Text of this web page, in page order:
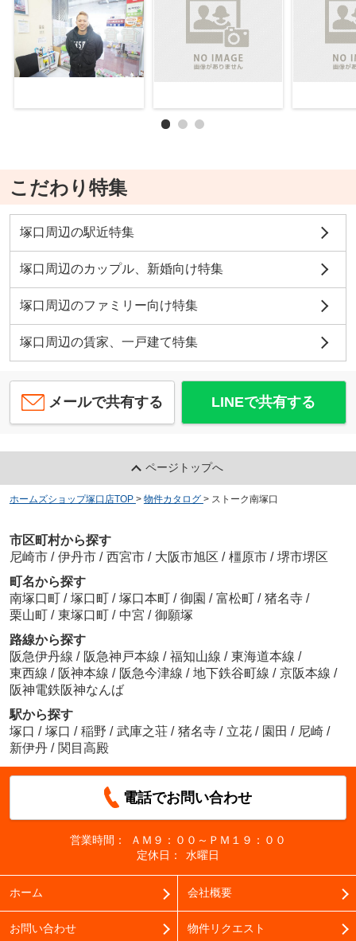
こだわり特集
塚口周辺の駅近特集
塚口周辺のカップル、新婚向け特集
塚口周辺のファミリー向け特集
塚口周辺の賃家、一戸建て特集
メールで共有する LINEで共有する
ページトップへ
ホームズショップ塚口店TOP > 物件カタログ > ストーク南塚口
市区町村から探す
尼崎市 / 伊丹市 / 西宮市 / 大阪市旭区 / 橿原市 / 堺市堺区
町名から探す
南塚口町 / 塚口町 / 塚口本町 / 御園 / 富松町 / 猪名寺 /
栗山町 / 東塚口町 / 中宮 / 御願塚
路線から探す
阪急伊丹線 / 阪急神戸本線 / 福知山線 / 東海道本線 /
東西線 / 阪神本線 / 阪急今津線 / 地下鉄谷町線 / 京阪本線 /
阪神電鉄阪神なんば
駅から探す
塚口 / 塚口 / 稲野 / 武庫之荘 / 猪名寺 / 立花 / 園田 / 尼崎 /
新伊丹 / 関目高殿
電話でお問い合わせ
営業時間：
ＡＭ９：００～ＰＭ１９：００
定休日：
水曜日
ホーム 会社概要
お問い合わせ 物件リクエスト